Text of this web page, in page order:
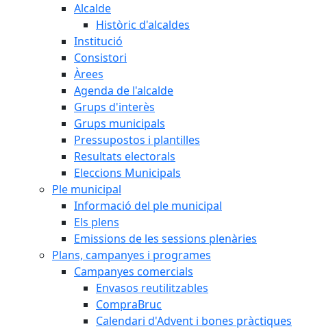
Alcalde
Històric d'alcaldes
Institució
Consistori
Àrees
Agenda de l'alcalde
Grups d'interès
Grups municipals
Pressupostos i plantilles
Resultats electorals
Eleccions Municipals
Ple municipal
Informació del ple municipal
Els plens
Emissions de les sessions plenàries
Plans, campanyes i programes
Campanyes comercials
Envasos reutilitzables
CompraBruc
Calendari d'Advent i bones pràctiques